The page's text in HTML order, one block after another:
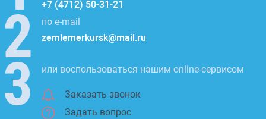
+7 (4712) 50-31-21
по e-mail
zemlemerkursk@mail.ru
или воспользоваться нашим online-сервисом
Заказать звонок
Задать вопрос